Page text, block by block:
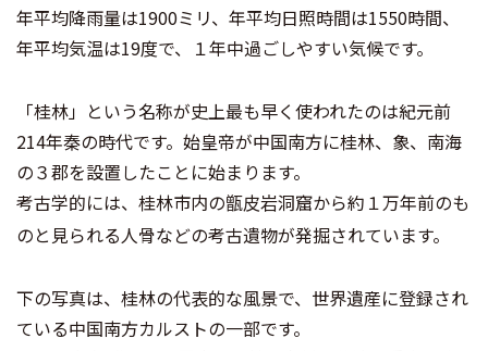
年平均降雨量は1900ミリ、年平均日照時間は1550時間、
年平均気温は19度で、１年中過ごしやすい気候です。
「桂林」という名称が史上最も早く使われたのは紀元前
214年秦の時代です。始皇帝が中国南方に桂林、象、南海
の３郡を設置したことに始まります。
考古学的には、桂林市内の甑皮岩洞窟から約１万年前のも
のと見られる人骨などの考古遺物が発掘されています。
下の写真は、桂林の代表的な風景で、世界遺産に登録され
ている中国南方カルストの一部です。